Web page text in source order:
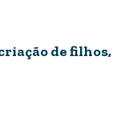
de filhos,